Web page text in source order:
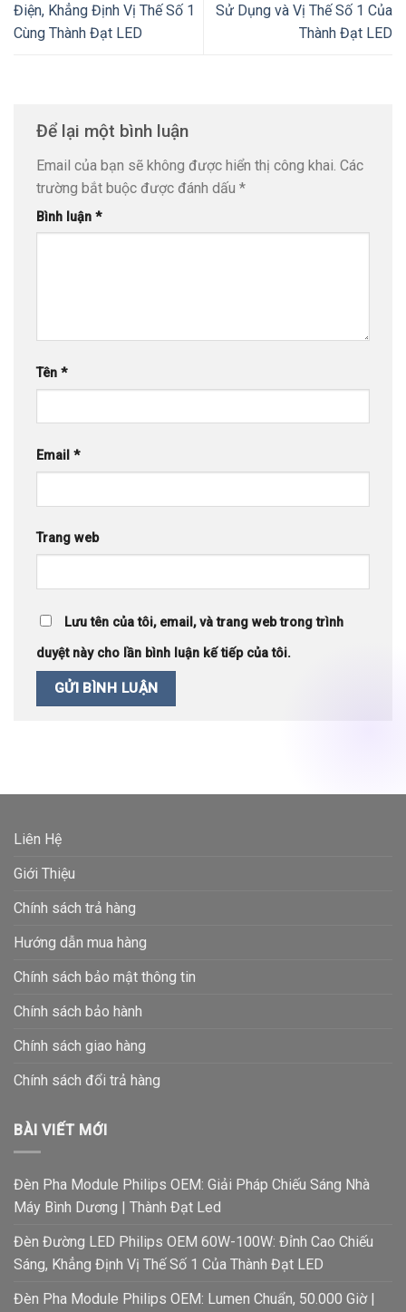
Điện, Khẳng Định Vị Thế Số 1
Cùng Thành Đạt LED
Sử Dụng và Vị Thế Số 1 Của
Thành Đạt LED
Để lại một bình luận
Email của bạn sẽ không được hiển thị công khai. Các
trường bắt buộc được đánh dấu *
Bình luận *
Tên *
Email *
Trang web
Lưu tên của tôi, email, và trang web trong trình
duyệt này cho lần bình luận kế tiếp của tôi.
Liên Hệ
Giới Thiệu
Chính sách trả hàng
Hướng dẫn mua hàng
Chính sách bảo mật thông tin
Chính sách bảo hành
Chính sách giao hàng
Chính sách đổi trả hàng
BÀI VIẾT MỚI
Đèn Pha Module Philips OEM: Giải Pháp Chiếu Sáng Nhà
Máy Bình Dương | Thành Đạt Led
Đèn Đường LED Philips OEM 60W-100W: Đỉnh Cao Chiếu
Sáng, Khẳng Định Vị Thế Số 1 Của Thành Đạt LED
Đèn Pha Module Philips OEM: Lumen Chuẩn, 50.000 Giờ |